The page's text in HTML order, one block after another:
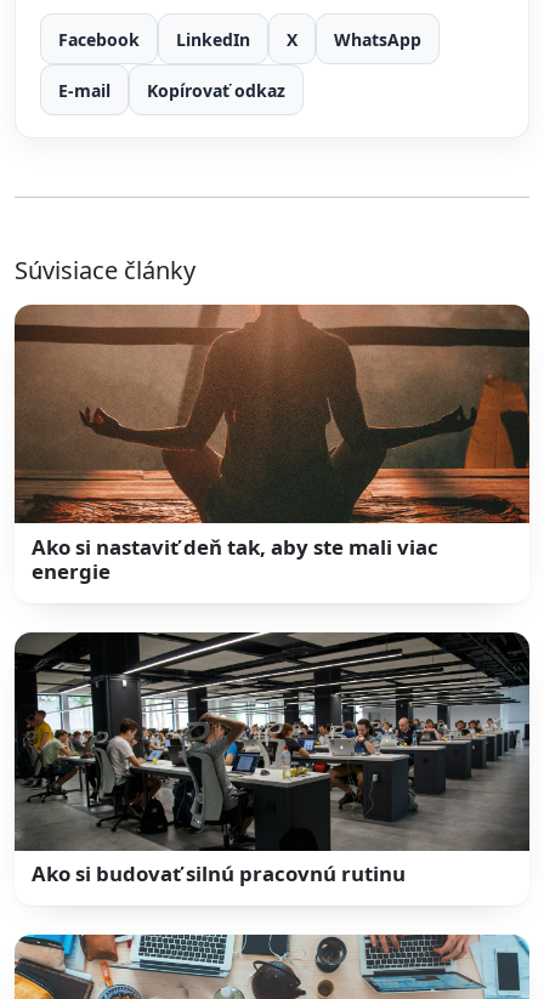
Facebook LinkedIn X WhatsApp
E-mail Kopírovať odkaz
Súvisiace články
Ako si nastaviť deň tak, aby ste mali viac
energie
Ako si budovať silnú pracovnú rutinu